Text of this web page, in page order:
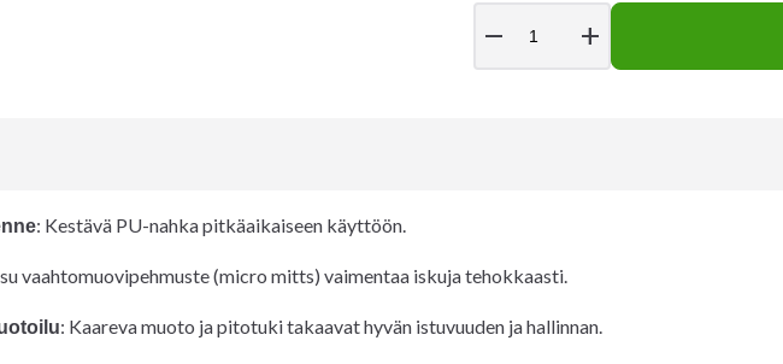
remove add
: Kestävä PU-nahka pitkäaikaiseen käyttöön.
vaahtomuovipehmuste (micro mitts) vaimentaa iskuja tehokkaasti.
: Kaareva muoto ja pitotuki takaavat hyvän istuvuuden ja hallinnan.